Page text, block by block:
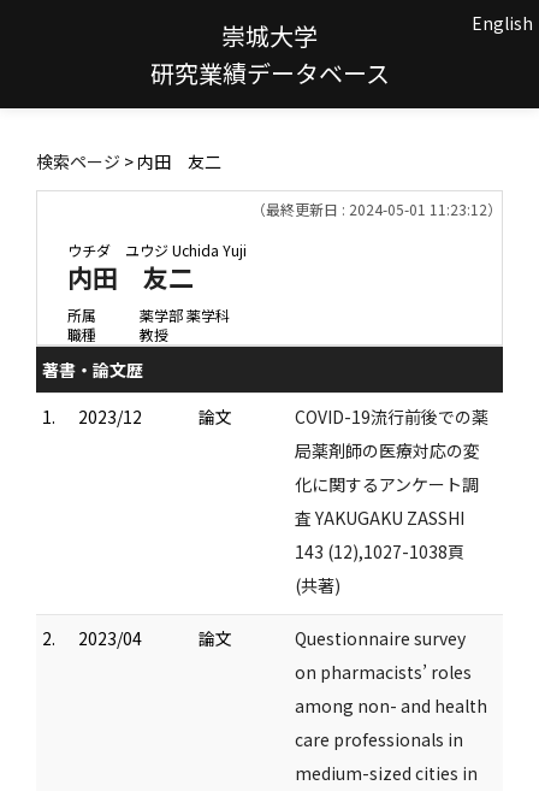
崇城大学
研究業績データベース
English
検索ページ > 内田 友二
（最終更新日 : 2024-05-01 11:23:12）
ウチダ ユウジ Uchida Yuji
内田 友二
所属
薬学部 薬学科
職種
教授
著書・論文歴
1.
2023/12 論文
COVID-19流行前後での薬
局薬剤師の医療対応の変
化に関するアンケート調
査 YAKUGAKU ZASSHI
143 (12),1027-1038頁
(共著)
2. 2023/04 論文
Questionnaire survey
on pharmacists’ roles
among non- and health
care professionals in
medium-sized cities in